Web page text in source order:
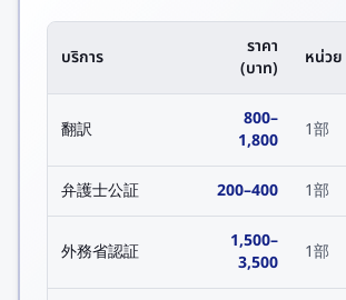
บริการ
ราคา
(บาท)
หน่วย
翻訳 800–
1,800
1部
弁護士公証 200–400 1部
外務省認証 1,500–
3,500
1部